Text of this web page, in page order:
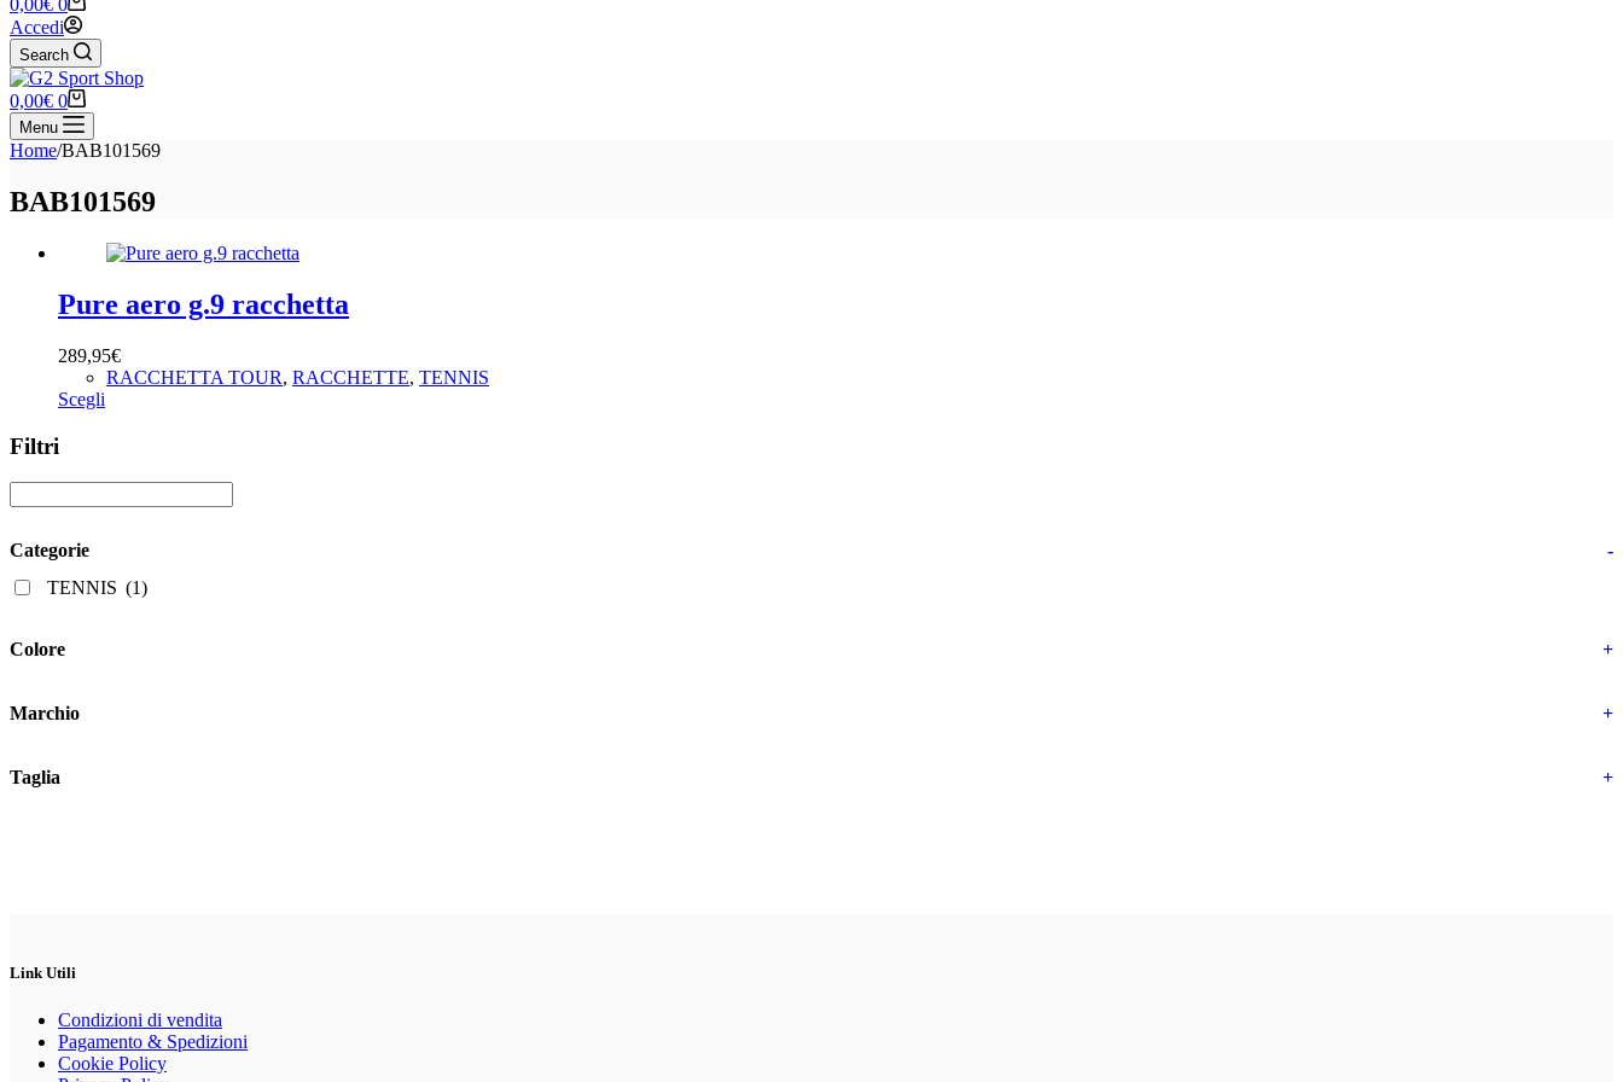
0,00€ 0
Accedi
Search
Carrello
0,00€ 0
Menu
Home/BAB101569
BAB101569
Pure aero g.9 racchetta
289,95€
RACCHETTA TOUR, RACCHETTE, TENNIS
Scegli
varianti.
Le
scelte
Filtri
Categorie
-
TENNIS (1)
Colore +
Marchio +
Taglia +
Link Utili
Condizioni di vendita
Pagamento & Spedizioni
Cookie Policy